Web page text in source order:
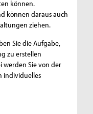
können.
können daraus auch
ziehen.
Sie die Aufgabe,
zu erstellen
werden Sie von der
individuelles